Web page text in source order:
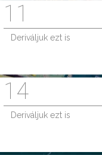
11
Deriváljuk ezt is
14
Deriváljuk ezt is